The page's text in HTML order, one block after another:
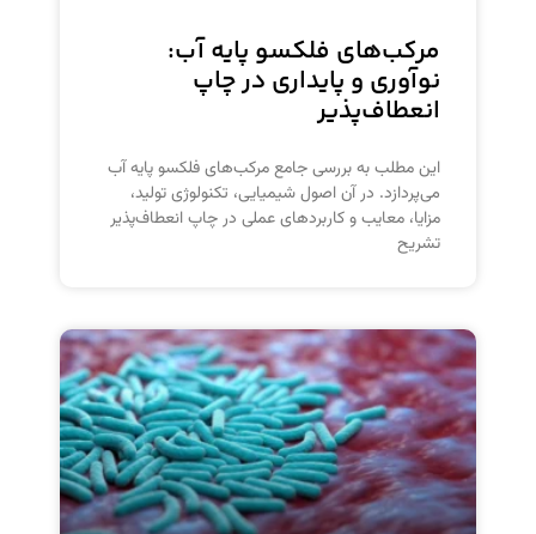
مرکب‌های فلکسو پایه آب:
نوآوری و پایداری در چاپ
انعطاف‌پذیر
این مطلب به بررسی جامع مرکب‌های فلکسو پایه آب
می‌پردازد. در آن اصول شیمیایی، تکنولوژی تولید،
مزایا، معایب و کاربردهای عملی در چاپ انعطاف‌پذیر
تشریح